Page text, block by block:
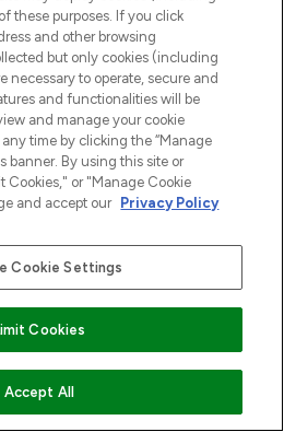
AAN WINKELMANDJE
these purposes. If you click
and other browsing
but only cookies (including
necessary to operate, secure and
and functionalities will be
and manage your cookie
time by clicking the “Manage
banner. By using this site or
Cookies," or "Manage Cookie
and accept our Privacy Policy
Cookie Settings
Cookies
Accept All